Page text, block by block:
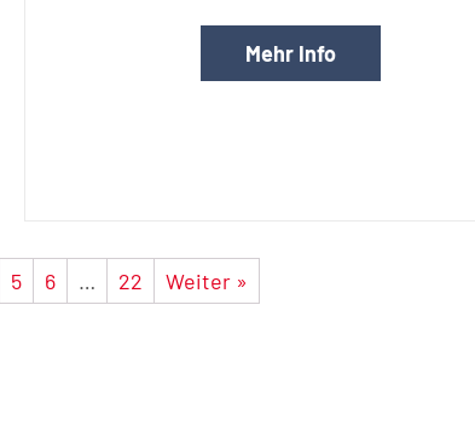
Mehr Info
5 6 … 22 Weiter »